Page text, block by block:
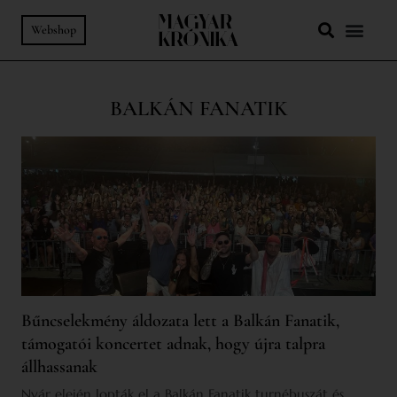
Webshop
BALKÁN FANATIK
Bűncselekmény áldozata lett a Balkán Fanatik,
támogatói koncertet adnak, hogy újra talpra
állhassanak